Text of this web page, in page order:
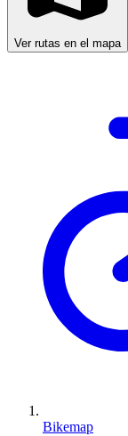
Ver rutas en el mapa
Bikemap